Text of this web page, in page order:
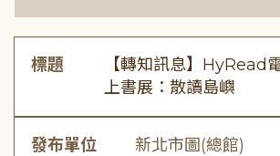
標題
【轉知訊息】HyRead
上書展：散讀島嶼
發布單位 新北市圖(總館)